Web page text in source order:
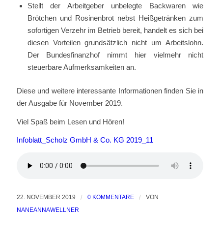
Stellt der Arbeitgeber unbelegte Backwaren wie
Brötchen und Rosinenbrot nebst Heißgetränken zum
sofortigen Verzehr im Betrieb bereit, handelt es sich bei
diesen Vorteilen grundsätzlich nicht um Arbeitslohn.
Der Bundes­finanzhof nimmt hier vielmehr nicht
steuerbare Aufmerksamkeiten an.
Diese und weitere interessante Informationen finden Sie in
der Ausgabe für November 2019.
Viel Spaß beim Lesen und Hören!
Infoblatt_Scholz GmbH & Co. KG 2019_11
22. NOVEMBER 2019 / 0 KOMMENTARE /
VON
NANEANNAWELLNER